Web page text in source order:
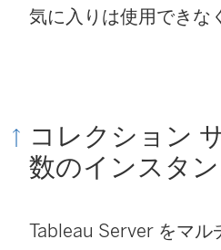
気に入りは使用できな
コレクション
数のインスタ
Tableau Server をマル